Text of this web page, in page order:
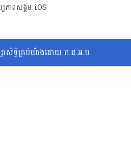
ភាពសង្គម iOS
ាសិទ្ធិគ្រប់យ៉ាងដោយ គ.ជ.អ.ប